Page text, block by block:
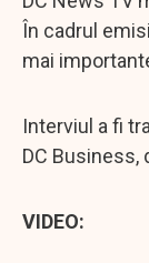
În cadrul
mai
Interviul a fi
DC Business,
VIDEO: